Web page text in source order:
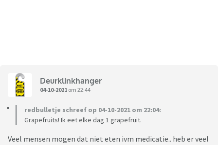
Deurklinkhanger
04-10-2021 om 22:44
redbulletje schreef op 04-10-2021 om 22:04:
Grapefruits! Ik eet elke dag 1 grapefruit.
Veel mensen mogen dat niet eten ivm medicatie.. heb er veel